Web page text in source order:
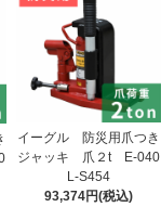
イーグル 防災用爪つき
ジャッキ 爪２t E-040
L-S454
93,374円(税込)